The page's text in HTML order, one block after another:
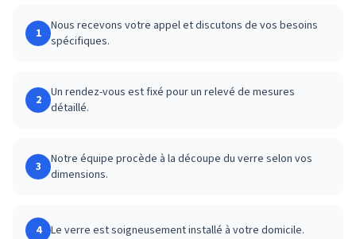
1
Nous recevons votre appel et discutons de vos besoins
spécifiques.
2
Un rendez-vous est fixé pour un relevé de mesures
détaillé.
3
Notre équipe procède à la découpe du verre selon vos
dimensions.
4 Le verre est soigneusement installé à votre domicile.